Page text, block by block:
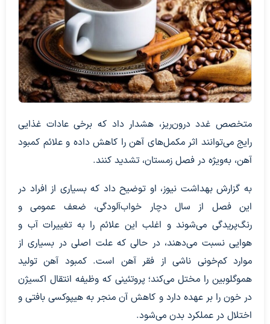
متخصص غدد درون‌ریز، هشدار داد که برخی عادات غذایی
رایج می‌توانند اثر مکمل‌های آهن را کاهش داده و علائم کمبود
آهن، به‌ویژه در فصل زمستان، تشدید کنند.
به گزارش بهداشت نیوز، او توضیح داد که بسیاری از افراد در
این فصل از سال دچار خواب‌آلودگی، ضعف عمومی و
رنگ‌پریدگی می‌شوند و اغلب این علائم را به تغییرات آب و
هوایی نسبت می‌دهند، در حالی که علت اصلی در بسیاری از
موارد کم‌خونی ناشی از فقر آهن است. کمبود آهن تولید
هموگلوبین را مختل می‌کند؛ پروتئینی که وظیفه انتقال اکسیژن
در خون را بر عهده دارد و کاهش آن منجر به هیپوکسی بافتی و
اختلال در عملکرد بدن می‌شود.